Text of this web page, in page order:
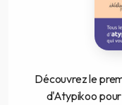
Découvrez le
d'Atypikoo